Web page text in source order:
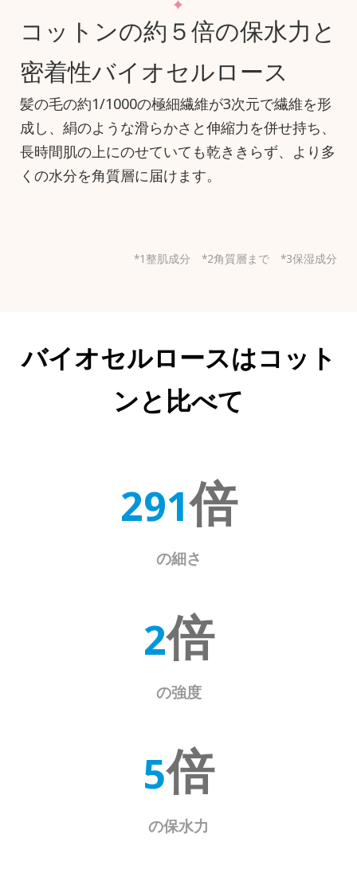
コットンの約５倍の保水力と
密着性バイオセルロース
髪の毛の約1/1000の極細繊維が3次元で繊維を形
成し、絹のような滑らかさと伸縮力を併せ持ち、
長時間肌の上にのせていても乾ききらず、より多
くの水分を角質層に届けます。
*1整肌成分 *2角質層まで *3保湿成分
バイオセルロースはコット
ンと比べて
295倍
の細さ
2倍
の強度
5倍
の保水力